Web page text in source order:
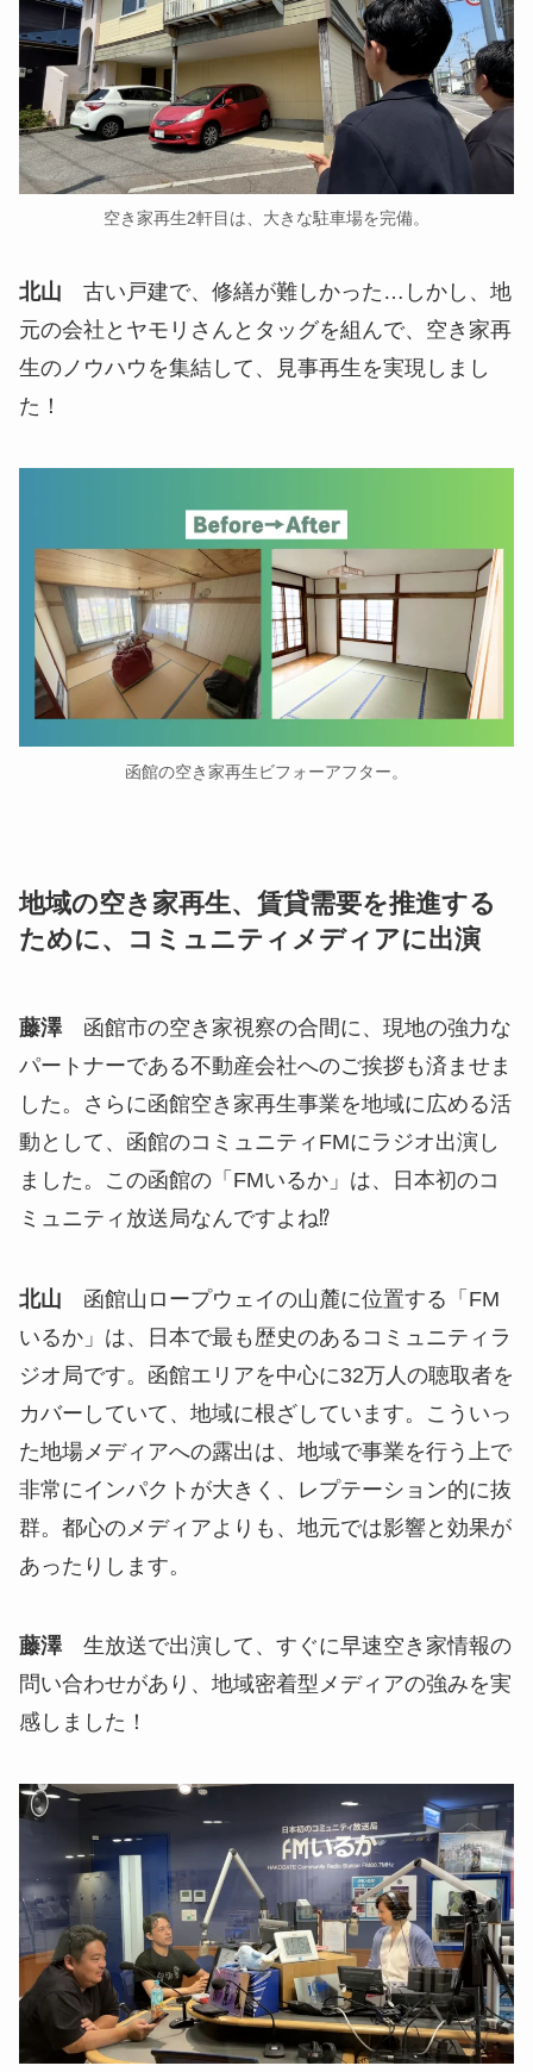
空き家再生2軒目は、大きな駐車場を完備。
北山 古い戸建で、修繕が難しかった…しかし、地
元の会社とヤモリさんとタッグを組んで、空き家再
生のノウハウを集結して、見事再生を実現しまし
た！
函館の空き家再生ビフォーアフター。
地域の空き家再生、賃貸需要を推進する
ために、コミュニティメディアに出演
藤澤 函館市の空き家視察の合間に、現地の強力な
パートナーである不動産会社へのご挨拶も済ませま
した。さらに函館空き家再生事業を地域に広める活
動として、函館のコミュニティFMにラジオ出演し
ました。この函館の「FMいるか」は、日本初のコ
ミュニティ放送局なんですよね⁉
北山 函館山ロープウェイの山麓に位置する「FM
いるか」は、日本で最も歴史のあるコミュニティラ
ジオ局です。函館エリアを中心に32万人の聴取者を
カバーしていて、地域に根ざしています。こういっ
た地場メディアへの露出は、地域で事業を行う上で
非常にインパクトが大きく、レプテーション的に抜
群。都心のメディアよりも、地元では影響と効果が
あったりします。
藤澤 生放送で出演して、すぐに早速空き家情報の
問い合わせがあり、地域密着型メディアの強みを実
感しました！